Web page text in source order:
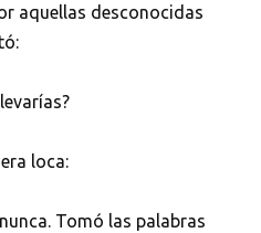
aquellas desconocidas
loca:
Tomó las palabras